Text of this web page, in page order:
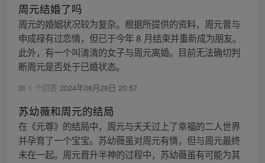
周元结婚了吗
周元的婚姻状况较为复杂。根据所提供的资料，周元曾与
申成禄有过恋情，但已于今年 8 月结束并重新成为朋友。
此外，有一个叫清清的女子与周元离婚。目前无法确切判
断周元是否处于已婚状态。
1 个回答 2024年08月28日 20:57
苏幼薇和周元的结局
在《元尊》的结局中，周元与夭夭过上了幸福的二人世界
并孕育了一个宝宝。苏幼薇虽对周元有情，但与周元最终
未在一起。周元晋升半神的过程中，苏幼薇虽有可能为其